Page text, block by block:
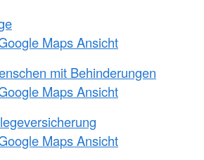
Maps Ansicht
mit Behinderungen
Maps Ansicht
Maps Ansicht